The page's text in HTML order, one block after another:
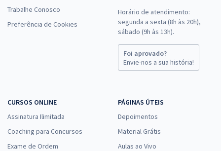
Trabalhe Conosco
Preferência de Cookies
Horário de atendimento:
segunda a sexta (8h às 20h),
sábado (9h às 13h).
Foi aprovado?
Envie-nos a sua história!
CURSOS ONLINE
Assinatura Ilimitada
Coaching para Concursos
Exame de Ordem
PÁGINAS ÚTEIS
Depoimentos
Material Grátis
Aulas ao Vivo